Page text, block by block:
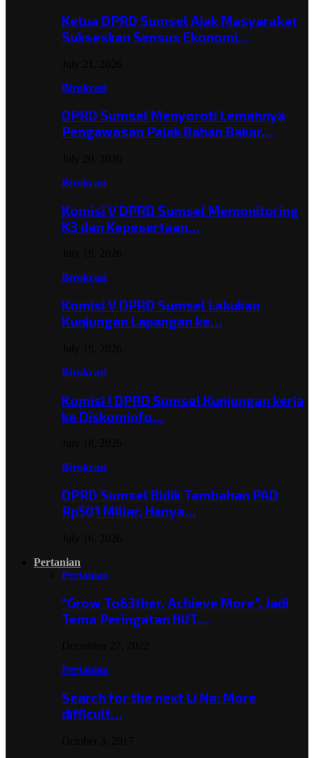
Ketua DPRD Sumsel Ajak Masyarakat
Sukseskan Sensus Ekonomi…
Birokrasi
DPRD Sumsel Menyoroti Lemahnya
Pengawasan Pajak Bahan Bakar…
Birokrasi
Komisi V DPRD Sumsel Memonitoring
K3 dan Kepesertaan…
Birokrasi
Komisi V DPRD Sumsel Lakukan
Kunjungan Lapangan ke…
Birokrasi
Komisi I DPRD Sumsel Kunjungan kerja
ke Diskominfo…
Birokrasi
DPRD Sumsel Bidik Tambahan PAD
Rp501 Miliar, Hanya…
Pertanian
Pertanian
“Grow To63ther, Achieve More”, Jadi
Tema Peringatan HUT…
Pertanian
Search for the next Li Na: More
difficult…